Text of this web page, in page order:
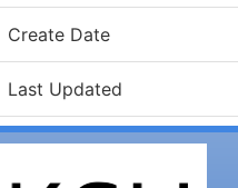
Create Date
Last Updated